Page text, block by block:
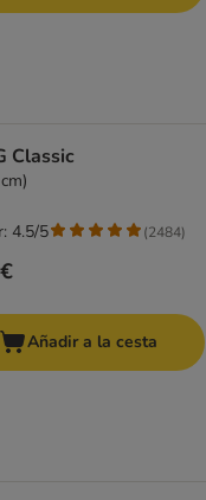
Classic
4.5/5 (2484)
Añadir a la cesta